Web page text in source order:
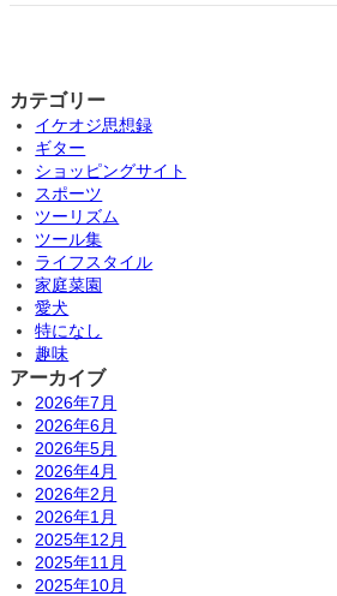
カテゴリー
イケオジ思想録
ギター
ショッピングサイト
スポーツ
ツーリズム
ツール集
ライフスタイル
家庭菜園
愛犬
特になし
趣味
アーカイブ
2026年7月
2026年6月
2026年5月
2026年4月
2026年2月
2026年1月
2025年12月
2025年11月
2025年10月